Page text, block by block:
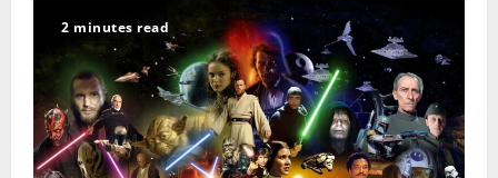
Stitch
a
la
gran
pantalla
2 minutes read